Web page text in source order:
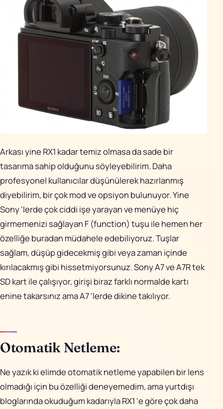
Arkası yine RX1 kadar temiz olmasa da sade bir
tasarıma sahip olduğunu söyleyebilirim. Daha
profesyonel kullanıcılar düşünülerek hazırlanmış
diyebilirim, bir çok mod ve opsiyon bulunuyor. Yine
Sony ‘lerde çok ciddi işe yarayan ve menüye hiç
girmemenizi sağlayan F (function) tuşu ile hemen her
özelliğe buradan müdahele edebiliyoruz. Tuşlar
sağlam, düşüp gidecekmiş gibi veya zaman içinde
kırılacakmış gibi hissetmiyorsunuz. Sony A7 ve A7R tek
SD kart ile çalışıyor, girişi biraz farklı normalde kartı
enine takarsınız ama A7 ‘lerde dikine takılıyor.
Otomatik Netleme:
Ne yazık ki elimde otomatik netleme yapabilen bir lens
olmadığı için bu özelliği deneyemedim, ama yurtdışı
bloglarında okuduğum kadarıyla RX1 ‘e göre çok daha